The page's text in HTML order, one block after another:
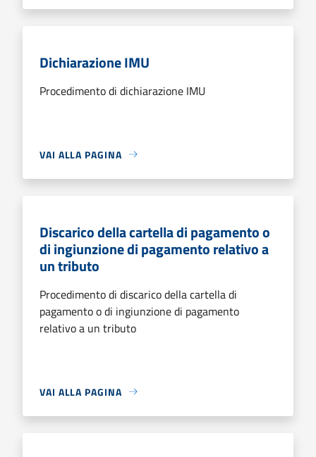
Dichiarazione IMU
Procedimento di dichiarazione IMU
VAI ALLA PAGINA
Discarico della cartella di pagamento o
di ingiunzione di pagamento relativo a
un tributo
Procedimento di discarico della cartella di
pagamento o di ingiunzione di pagamento
relativo a un tributo
VAI ALLA PAGINA